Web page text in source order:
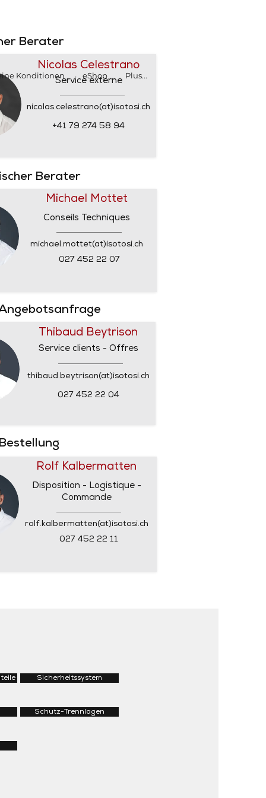
Konditionen eShop Plus...
Berater
Nicolas Celestrano
Service externe
nicolas.celestrano(at)isotosi.ch
+41 79 274 58 94
Berater
Michael Mottet
Conseils Techniques
michael.mottet(at)isotosi.ch
027 452 22 07
Thibaud Beytrison
Service clients - Offres
thibaud.beytrison(at)isotosi.ch
027 452 22 04
Rolf Kalbermatten
Disposition - Logistique -
Commande
rolf.kalbermatten(at)isotosi.ch
027 452 22 11
Sicherheitssystem
Schutz-Trennlagen